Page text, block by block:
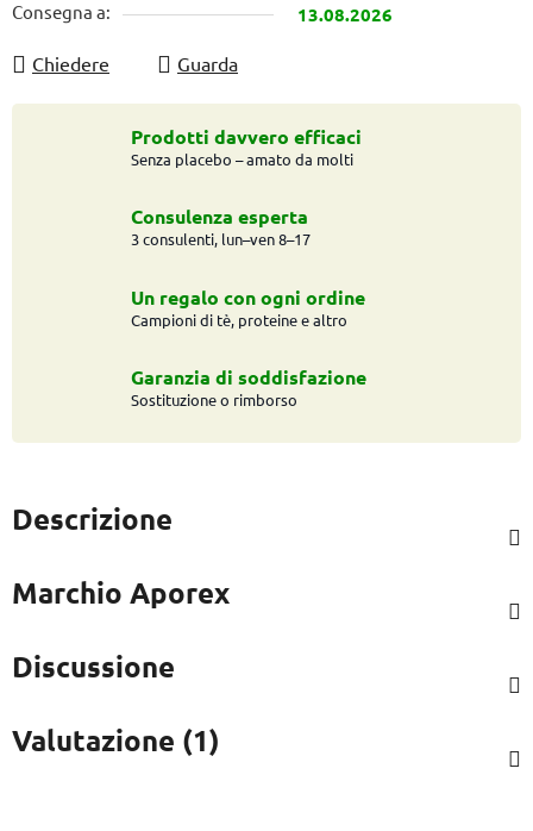
Consegna a: 13.08.2026
Chiedere Guarda
Prodotti davvero efficaci
Senza placebo – amato da molti
Consulenza esperta
3 consulenti, lun–ven 8–17
Un regalo con ogni ordine
Campioni di tè, proteine e altro
Garanzia di soddisfazione
Sostituzione o rimborso
Descrizione
Marchio Aporex
Discussione
Valutazione (1)